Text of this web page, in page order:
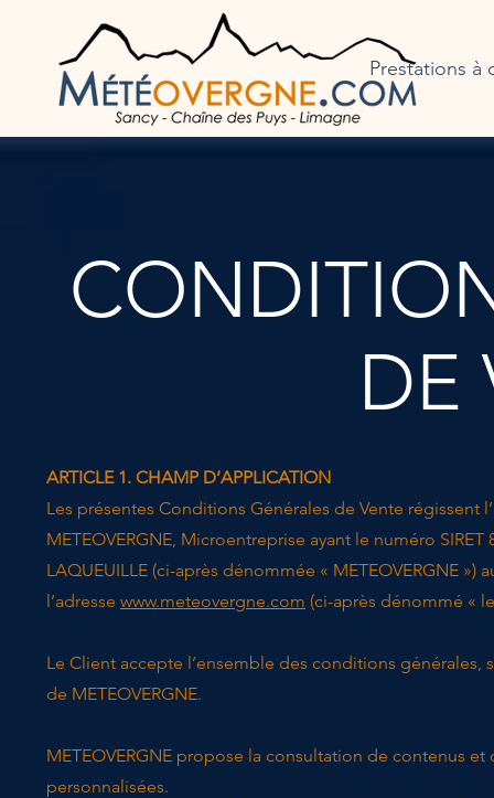
Prestations à
DE
ARTICLE 1. CHAMP D’APPLICATION
​Les présentes Conditions Générales de Vente
METEOVERGNE, Microentreprise ayant le numéro
LAQUEUILLE (ci-après dénommée « METEOVERGNE »)
l’adresse www.meteovergne.com (ci-après dénommé «
Le Client accepte l’ensemble des conditions générales,
de METEOVERGNE.
METEOVERGNE propose la consultation de contenus
personnalisées.